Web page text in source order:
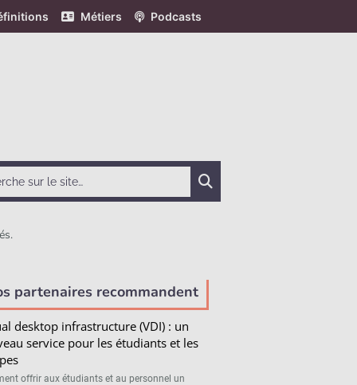
Métiers Podcasts
partenaires recommandent
desktop infrastructure (VDI) : un
service pour les étudiants et les
offrir aux étudiants et au personnel un